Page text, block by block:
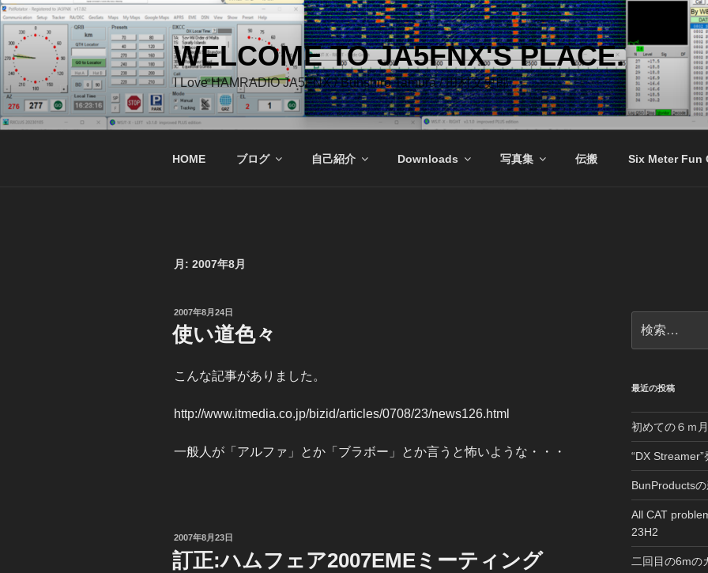
コ
ン
テ
ツ
へ
ス
WELCOME TO JA5FNX'S PLACE.
I Love HAMRADIO JA5FNX / Bunshiro Tamura / 田村文史郎
HOME ブログ 自己紹介 Downloads 写真集 伝搬 Six Meter Fun
月: 2007年8月
投
稿
日:
2007年8月24日
使い道色々
こんな記事がありました。
http://www.itmedia.co.jp/bizid/articles/0708/23/news126.html
一般人が「アルファ」とか「ブラボー」とか言うと怖いような・・・
投
稿
日:
2007年8月23日
訂正:ハムフェア2007EMEミーティング
索:
最近の投稿
初めての６ｍ
“DX Streamer”
BunProducts
All CAT
23H2
二回目の6mの